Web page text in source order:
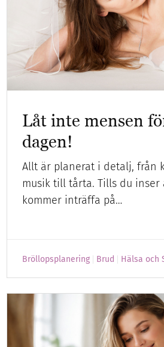
Låt inte mensen
dagen!
Allt är planerat i detalj, från
musik till tårta. Tills du
kommer inträffa på…
Bröllopsplanering Brud Hälsa och